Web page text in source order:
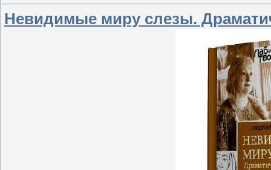
Невидимые миру слезы.